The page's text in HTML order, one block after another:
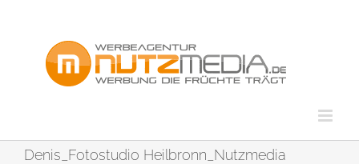
Denis_Fotostudio Heilbronn_Nutzmedia